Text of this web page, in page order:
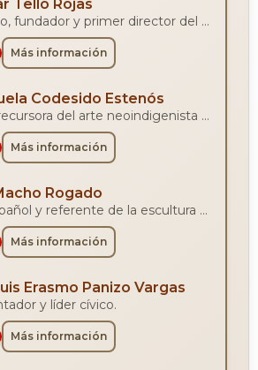
Tello Rojas
Antropólogo, fundador y primer director del Museo Nacional de Arqueología y Antropología del Perú.
Más información
Codesido Estenós
Pintora y precursora del arte neoindigenista en el Perú.
Más información
Rogado
Escultor español y referente de la escultura contemporánea.
Más información
Erasmo Panizo Vargas
y líder cívico.
Más información